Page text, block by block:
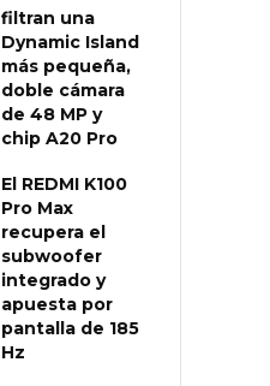
filtran una
Dynamic Island
más pequeña,
doble cámara
de 48 MP y
chip A20 Pro
El REDMI K100
Pro Max
recupera el
subwoofer
integrado y
apuesta por
pantalla de 185
Hz